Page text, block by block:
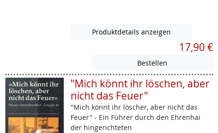
Produktdetails anzeigen
17,90 €
"Mich könnt ihr löschen, aber
nicht das Feuer"
"Mich könnt ihr löscher, aber nicht das
Feuer" - Ein Führer durch den Ehrenhai
der hingerichteten